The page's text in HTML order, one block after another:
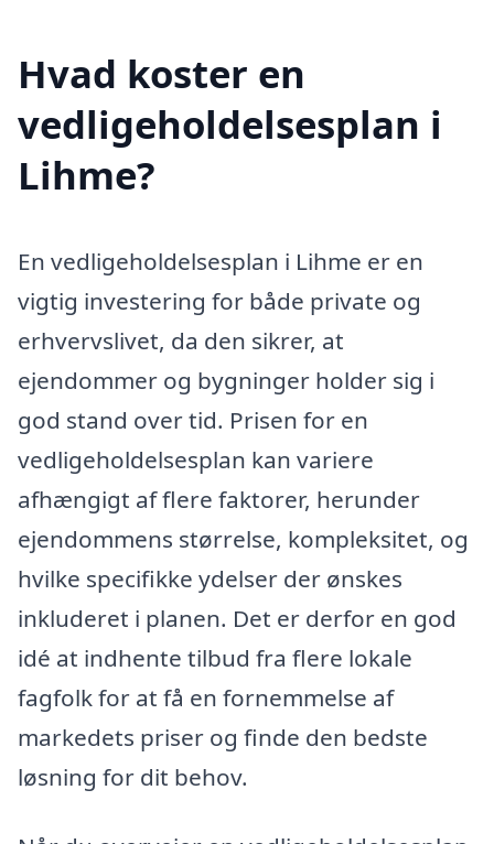
Hvad koster en
vedligeholdelsesplan i
Lihme?
En vedligeholdelsesplan i Lihme er en
vigtig investering for både private og
erhvervslivet, da den sikrer, at
ejendommer og bygninger holder sig i
god stand over tid. Prisen for en
vedligeholdelsesplan kan variere
afhængigt af flere faktorer, herunder
ejendommens størrelse, kompleksitet, og
hvilke specifikke ydelser der ønskes
inkluderet i planen. Det er derfor en god
idé at indhente tilbud fra flere lokale
fagfolk for at få en fornemmelse af
markedets priser og finde den bedste
løsning for dit behov.